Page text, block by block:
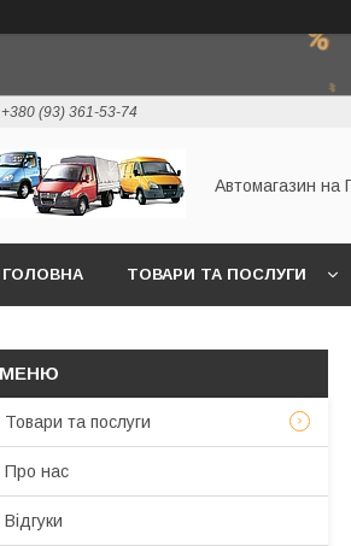
+380 (93) 361-53-74
Автомагазин на
ГОЛОВНА ТОВАРИ ТА ПОСЛУГИ
Товари та послуги
Про нас
Відгуки